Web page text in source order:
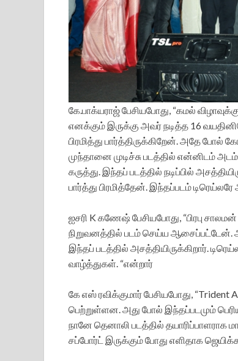
கே.பாக்யராஜ் பேசியபோது, “கமல்
எனக்கும் இருக்கு அவர் நடித்த 16
பிரமித்து பார்த்திருக்கிறேன். அதே போல்
முந்தானை முடிச்சு படத்தில் என்னிடம்
கருத்து. இந்தப் படத்தில் நடிப்பில்
பார்த்து பிரமித்தேன். இந்தப்படம்
ஐசரி K கணேஷ் பேசியபோது, “பிரபு
நிறுவனத்தில் படம் செய்ய ஆசைப்பட்டேன்.
இந்தப் படத்தில் அசத்தியிருக்கிறார்.
வாழ்த்துகள். “என்றார்
கே எஸ் ரவிக்குமார் பேசியபோது, “Trident
பெற்றுள்ளன. அது போல் இந்தப்படமும்
நானே தெனாலி படத்தில்
சப்போர்ட் இருக்கும் போது எளிதாக